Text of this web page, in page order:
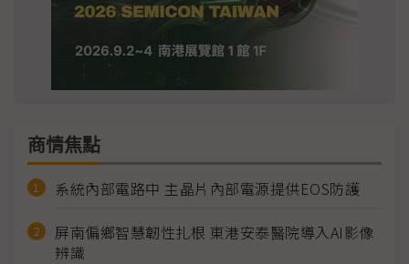
商情焦點
系統內部電路中 主晶片內部電源提供EOS防護
屏南偏鄉智慧韌性扎根 東港安泰醫院導入AI影像
辨識